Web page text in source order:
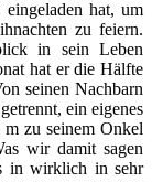
hat, um
zu feiern.
in sein Leben
hat er die Hälfte
seinen Nachbarn
ein eigenes
zu seinem Onkel
wir damit sagen
in wirklich in sehr